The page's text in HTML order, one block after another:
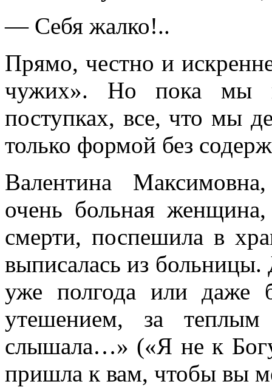
— Себя жалко!..
Прямо, честно и
чужих». Но пока мы
поступках, все, что мы
только формой без
Валентина
очень больная
смерти, поспешила в
выписалась из больницы.
уже полгода или
утешением, за
слышала…» («Я не к
пришла к вам, чтобы вы